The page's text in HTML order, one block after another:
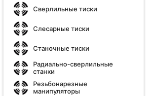
Сверлильные тиски
Слесарные тиски
Станочные тиски
Радиально-сверлильные
станки
Резьбонарезные
манипуляторы